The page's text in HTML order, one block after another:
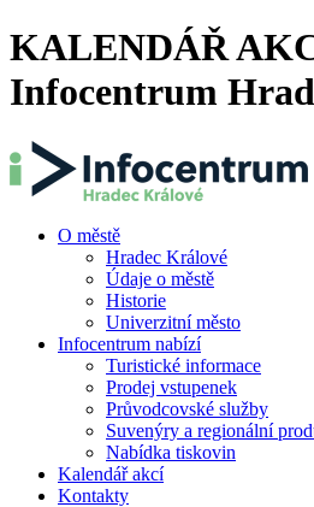
KALENDÁŘ
Infocentrum
O městě
Hradec Králové
Údaje o městě
Historie
Univerzitní město
Infocentrum nabízí
Turistické informace
Prodej vstupenek
Průvodcovské služby
Suvenýry a regionální
Nabídka tiskovin
Kalendář akcí
Kontakty